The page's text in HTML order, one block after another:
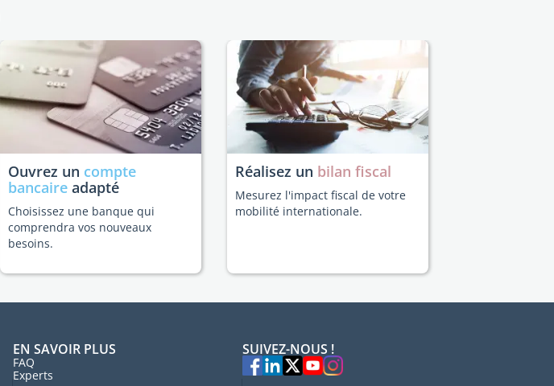
Ouvrez un compte
bancaire adapté
Choisissez une banque qui
comprendra vos nouveaux
besoins.
Réalisez un bilan fiscal
Mesurez l'impact fiscal de votre
mobilité internationale.
EN SAVOIR PLUS
FAQ
Experts
SUIVEZ-NOUS !